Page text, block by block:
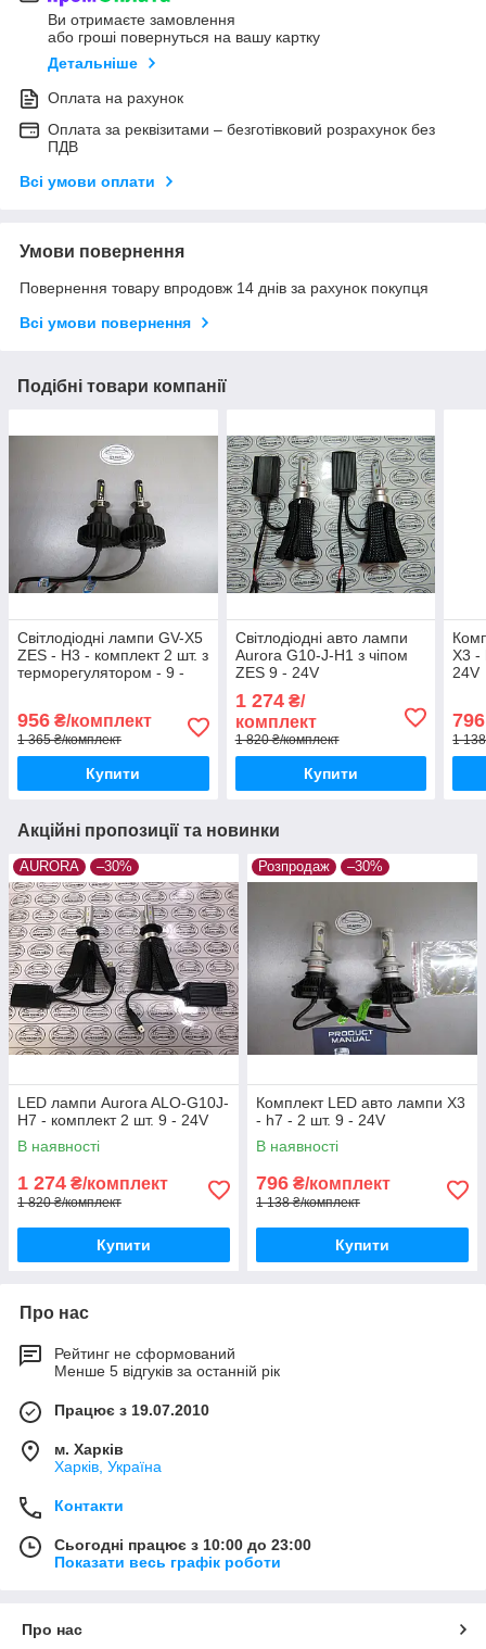
Ви отримаєте замовлення
або гроші повернуться на вашу картку
Детальніше
Оплата на рахунок
Оплата за реквізитами – безготівковий розрахунок без
ПДВ
Всі умови оплати
Умови повернення
Повернення товару впродовж 14 днів за рахунок покупця
Всі умови повернення
Подібні товари компанії
Світлодіодні лампи GV-X5
ZЕЅ - H3 - комплект 2 шт. з
терморегулятором - 9 -
956 ₴/комплект
1 365 ₴/комплект
Купити
Світлодіодні авто лампи
Aurora G10-J-Н1 з чіпом
ZES 9 - 24V
1 274₴/
комплект
1 820 ₴/комплект
Купити
X3 -
24V
796
1
Акційні пропозиції та новинки
AURORA –30%
LED лампи Aurora ALO-G10J-
H7 - комплект 2 шт. 9 - 24V
В наявності
1 274 ₴/комплект
1 820 ₴/комплект
Купити
Розпродаж –30%
Комплект LED авто лампи X3
- h7 - 2 шт. 9 - 24V
В наявності
796 ₴/комплект
1 138 ₴/комплект
Купити
Про нас
Рейтинг не сформований
Менше 5 відгуків за останній рік
Працює з 19.07.2010
м. Харків
Харків, Україна
Контакти
Сьогодні працює з 10:00 до 23:00
Показати весь графік роботи
Про нас